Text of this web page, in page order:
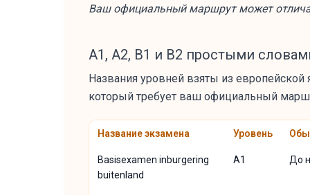
Ваш официальный маршрут может
A1, A2, B1 и B2 простыми
Названия уровней взяты из
который требует ваш официальный
Название экзамена Уровень
Basisexamen inburgering
buitenland
A1 До